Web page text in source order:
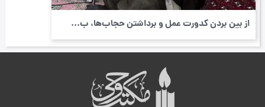
از بین بردن کدورت عمل و برداشتن حجاب‌ها، ب...